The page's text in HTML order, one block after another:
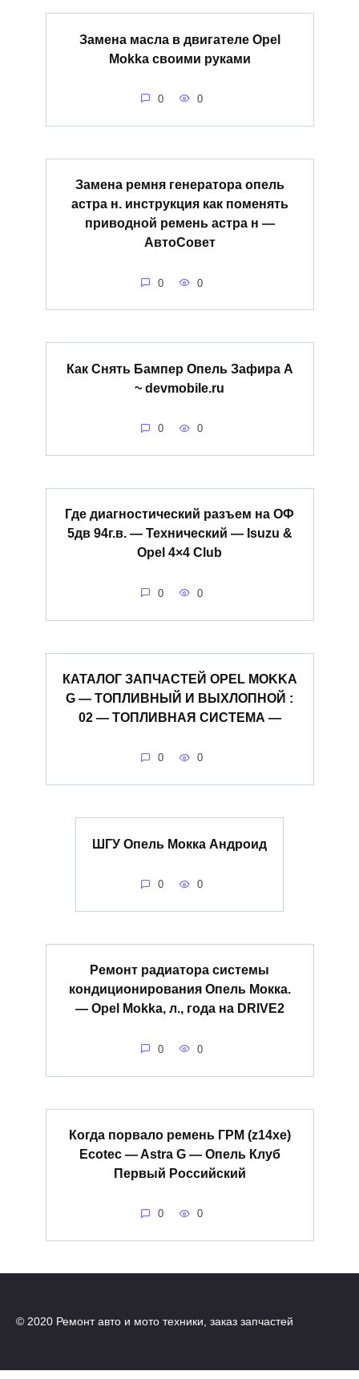
Замена масла в двигателе Opel
Mokka своими руками
0 0
Замена ремня генератора опель
астра н. инструкция как поменять
приводной ремень астра н —
АвтоСовет
0 0
Как Снять Бампер Опель Зафира А
~ devmobile.ru
0 0
Где диагностический разъем на ОФ
5дв 94г.в. — Технический — Isuzu &
Opel 4×4 Club
0 0
КАТАЛОГ ЗАПЧАСТЕЙ OPEL MOKKA
G — ТОПЛИВНЫЙ И ВЫХЛОПНОЙ :
02 — ТОПЛИВНАЯ СИСТЕМА —
0 0
ШГУ Опель Мокка Андроид
0 0
Ремонт радиатора системы
кондиционирования Опель Мокка.
— Opel Mokka, л., года на DRIVE2
0 0
Когда порвало ремень ГРМ (z14xe)
Ecotec — Astra G — Опель Клуб
Первый Российский
0 0
© 2020 Ремонт авто и мото техники, заказ запчастей